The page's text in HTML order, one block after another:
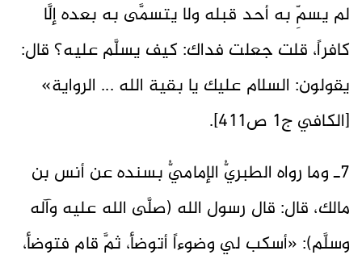
لم يسمِّ به أحد قبله ولا يتسمَّى به بعده إلَّا
كافراً، قلت جعلت فداك: كيف يسلَّم عليه؟ قال:
يقولون: السلام عليك يا بقية الله ... الرواية»
[الكافي ج1 ص411].
7ـ وما رواه الطبريُّ الإماميُّ بسنده عن أنس بن
مالك، قال: قال رسول الله (صلَّى الله عليه وآله
وسلَّم): «أسكب لي وضوءاً أتوضأ، ثمَّ قام فتوضأ،